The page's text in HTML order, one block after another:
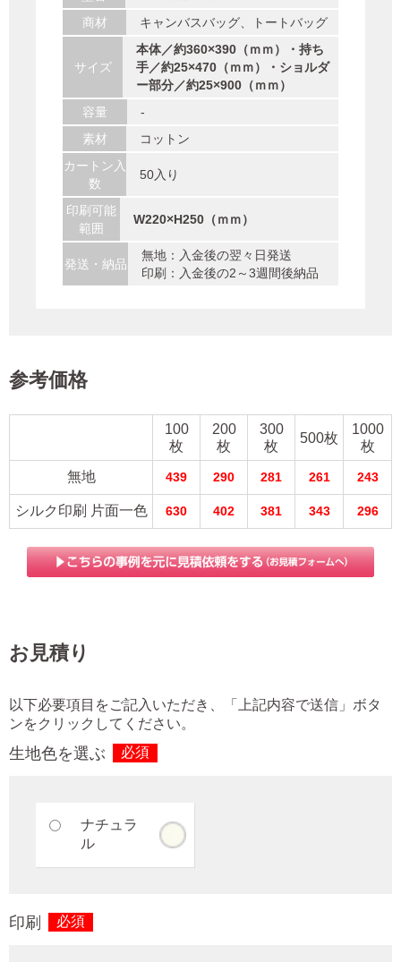
商材
キャンバスバッグ、トートバッグ
サイズ
本体／約360×390（ｍｍ）・持ち
手／約25×470（ｍｍ）・ショルダ
ー部分／約25×900（ｍｍ）
容量
-
素材
コットン
カートン入
数
50入り
印刷可能
範囲
W220×H250（ｍｍ）
発送・納品
無地：入金後の翌々日発送
印刷：入金後の2～3週間後納品
参考価格
100
枚
200
枚
300
枚
500枚
1000
枚
無地
439 290 281 261 243
シルク印刷 片面一色 630 402 381 343 296
お見積り
以下必要項目をご記入いただき、「上記内容で送信」ボタ
ンをクリックしてください。
生地色を選ぶ 必須
ナチュラ
ル
印刷 必須